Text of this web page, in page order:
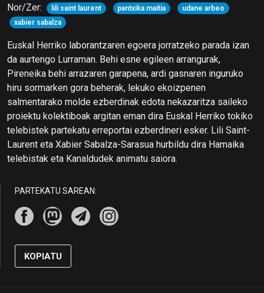
Nor/Zer: lili saint laurent pantxika maitia
udane arbeo
xabier sabalza
Euskal Herriko laborantzaren egoera jorratzeko parada izan
da aurtengo Lurraman. Behi esne egileen arrangurak,
Pireneika behi arrazaren garapena, ardi gasnaren inguruko
hiru sormarken gora beherak, lekuko ekoizpenen
salmentarako molde ezberdinak edota nekazaritza saileko
proiektu kolektiboak argitan eman dira Euskal Herriko tokiko
telebistek partekatu erreportai ezberdineri esker. Lili Saint-
Laurent eta Xabier Sabalza-Sarasua hurbildu dira Hamaika
telebistak eta Kanaldudek animatu saiora.
PARTEKATU SAREAN:
KOPIATU